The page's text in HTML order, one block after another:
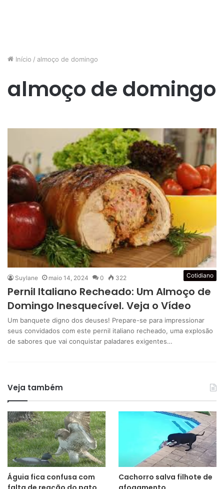
Início / almoço de domingo
almoço de domingo
Cotidiano
Suylane maio 14, 2024 0 322
Pernil Italiano Recheado: Um Almoço de
Domingo Inesquecível. Veja o Vídeo
Um banquete digno dos deuses! Prepare-se para impressionar
seus convidados com este pernil italiano recheado, uma explosão
de sabores que vai conquistar paladares exigentes…
Veja também
Águia fica confusa com
Cachorro salva filhote de